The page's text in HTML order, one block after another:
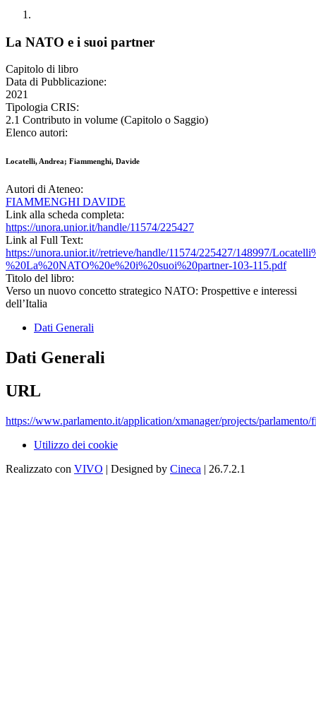
La NATO e i suoi partner
Capitolo di libro
Data di Pubblicazione:
2021
Tipologia CRIS:
2.1 Contributo in volume (Capitolo o Saggio)
Elenco autori:
Locatelli, Andrea; Fiammenghi, Davide
Autori di Ateneo:
FIAMMENGHI DAVIDE
Link alla scheda completa:
https://unora.unior.it/handle/11574/225427
Link al Full Text:
https://unora.unior.it//retrieve/handle/11574/225427/148997/
%20La%20NATO%20e%20i%20suoi%20partner-103-115.pdf
Titolo del libro:
Verso un nuovo concetto strategico NATO: Prospettive e interessi
dell’Italia
Dati Generali
Dati Generali
URL
https://www.parlamento.it/application/xmanager/projects/
Utilizzo dei cookie
Realizzato con VIVO | Designed by Cineca | 26.7.2.1